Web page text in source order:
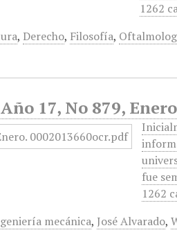
1262
, Derecho, Filosofía,
17, No 879,
fue
1262
mecánica, José Alvarado,